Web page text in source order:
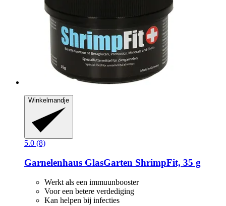
Winkelmandje
5.0 (8)
Garnelenhaus GlasGarten ShrimpFit, 35 g
Werkt als een immuunbooster
Voor een betere verdediging
Kan helpen bij infecties